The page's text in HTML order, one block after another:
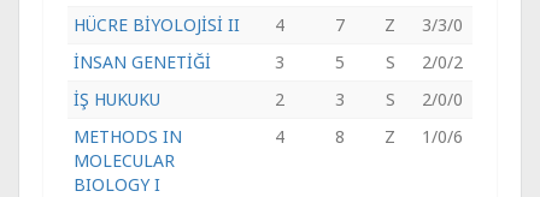
HÜCRE BİYOLOJİSİ II 4 7 Z
3/3/0
İNSAN GENETİĞİ
3 5 S
2/0/2
İŞ HUKUKU
2 3 S
2/0/0
METHODS IN
MOLECULAR
BIOLOGY I
4 8 Z 1/0/6